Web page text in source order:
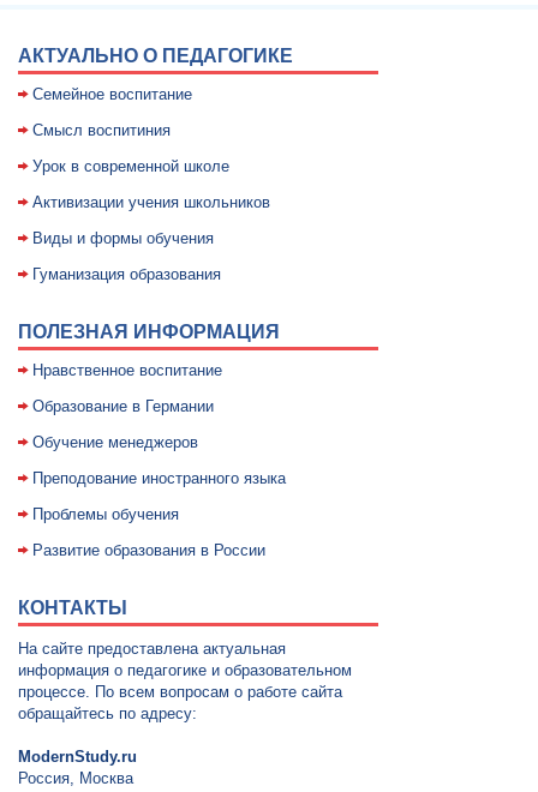
АКТУАЛЬНО О ПЕДАГОГИКЕ
Семейное воспитание
Смысл воспитиния
Уpок в совpеменной школе
Активизации учения школьников
Виды и формы обучения
Гуманизация образования
ПОЛЕЗНАЯ ИНФОРМАЦИЯ
Нравственное воспитание
Образование в Германии
Обучение менеджеров
Преподование иностранного языка
Проблемы обучения
Развитие образования в России
КОНТАКТЫ
На сайте предоставлена актуальная
информация о педагогике и образовательном
процессе. По всем вопросам о работе сайта
обращайтесь по адресу:
ModernStudy.ru
Россия, Москва